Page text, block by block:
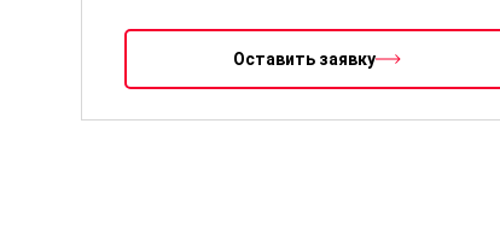
Оставить заявку